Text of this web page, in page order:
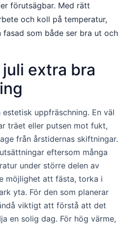
förutsägbar. Med rätt
och koll på temperatur,
som både ser bra ut och
extra bra
uppfräschning. En väl
träet eller putsen mot fukt,
från årstidernas skiftningar.
eftersom många
under större delen av
möjlighet att fästa, torka i
yta. För den som planerar
viktigt att förstå att det
en solig dag. För hög värme,